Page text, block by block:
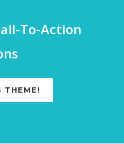
To-Action
THEME!